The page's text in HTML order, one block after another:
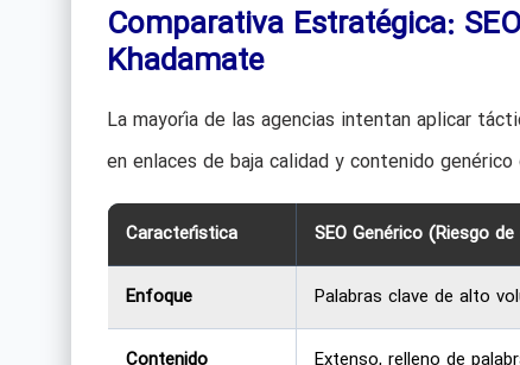
Comparativa Estratégica:
Khadamate
La mayoría de las agencias intentan aplicar
en enlaces de baja calidad y contenido
Característica SEO Genérico (Riesgo
Enfoque Palabras clave de alto